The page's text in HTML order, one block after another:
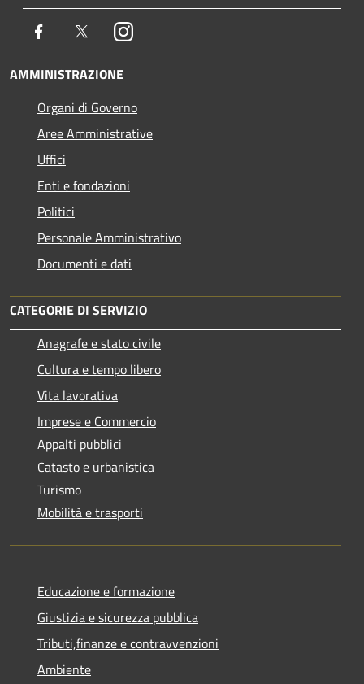
Facebook TwitterInstagram
AMMINISTRAZIONE
Organi di Governo
Aree Amministrative
Uffici
Enti e fondazioni
Politici
Personale Amministrativo
Documenti e dati
CATEGORIE DI SERVIZIO
Anagrafe e stato civile
Cultura e tempo libero
Vita lavorativa
Imprese e Commercio
Appalti pubblici
Catasto e urbanistica
Turismo
Mobilità e trasporti
Educazione e formazione
Giustizia e sicurezza pubblica
Tributi,finanze e contravvenzioni
Ambiente